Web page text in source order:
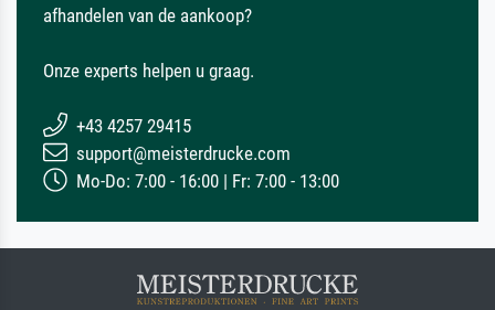
afhandelen van de aankoop?
Onze experts helpen u graag.
+43 4257 29415
support@meisterdrucke.com
Mo-Do: 7:00 - 16:00 | Fr: 7:00 - 13:00